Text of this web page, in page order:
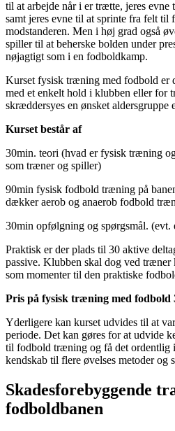
til at arbejde når i er trætte, jeres evne
samt jeres evne til at sprinte fra felt til
modstanderen. Men i høj grad også
spiller til at beherske bolden under
nøjagtigt som i en fodboldkamp.
Kurset fysisk træning med fodbold er
med et enkelt hold i klubben eller for
skræddersyes en ønsket aldersgruppe
Kurset består af
30min. teori (hvad er fysisk træning
som træner og spiller)
90min fysisk fodbold træning på
dækker aerob og anaerob fodbold
30min opfølgning og spørgsmål. (evt.
Praktisk er der plads til 30 aktive
passive. Klubben skal dog ved træner
som momenter til den praktiske
Pris på fysisk træning med fodbold
Yderligere kan kurset udvides til at
periode. Det kan gøres for at udvide
til fodbold træning og få det ordentlig
kendskab til flere øvelses metoder og
Skadesforebyggende
fodboldbanen